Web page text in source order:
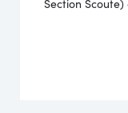
Section